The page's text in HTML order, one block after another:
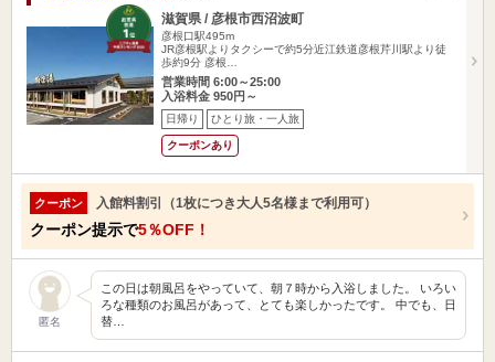
滋賀県 / 彦根市西沼波町
彦根口駅495m
JR彦根駅よりタクシーで約5分近江鉄道彦根芹川駅より徒
歩約9分 彦根…
営業時間 6:00～25:00
入浴料金 950円～
日帰り ひとり旅・一人旅
クーポンあり
クーポン 入館料割引（1枚につき大人5名様まで利用可）
クーポン提示で5％OFF！
匿名
この日は朝風呂をやっていて、朝７時から入浴しました。 いろい
ろな種類のお風呂があって、とても楽しかったです。 中でも、日
替…